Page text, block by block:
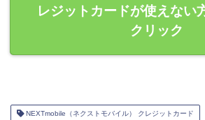
レジットカードが使えない
クリック
NEXTmobile（ネクストモバイル） クレジットカード